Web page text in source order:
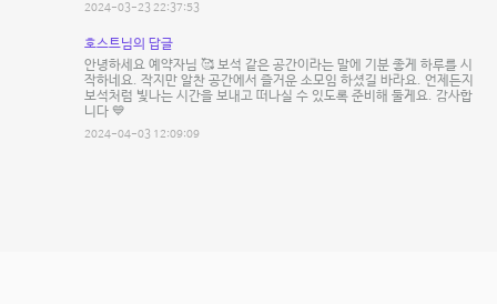
2024-03-23 22:37:53
호스트님의 답글
안녕하세요 예약자님 🥰 보석 같은 공간이라는 말에 기분 좋게 하루를 시
작하네요. 작지만 알찬 공간에서 즐거운 소모임 하셨길 바라요. 언제든지
보석처럼 빛나는 시간을 보내고 떠나실 수 있도록 준비해 둘게요. 감사합
니다 💙
2024-04-03 12:09:09